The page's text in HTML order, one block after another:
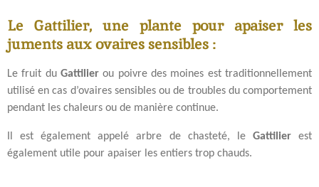
Le Gattilier, une plante pour apaiser les
juments aux ovaires sensibles :
Le fruit du Gattilier ou poivre des moines est traditionnellement
utilisé en cas d’ovaires sensibles ou de troubles du comportement
pendant les chaleurs ou de manière continue.
Il est également appelé arbre de chasteté, le Gattilier
est
également utile pour apaiser les entiers trop chauds.